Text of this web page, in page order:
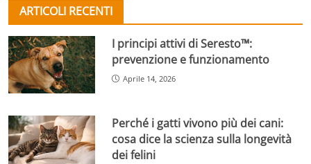
ARTICOLI RECENTI
I principi attivi di Seresto™:
prevenzione e funzionamento
Aprile 14, 2026
Perché i gatti vivono più dei cani:
cosa dice la scienza sulla longevità
dei felini